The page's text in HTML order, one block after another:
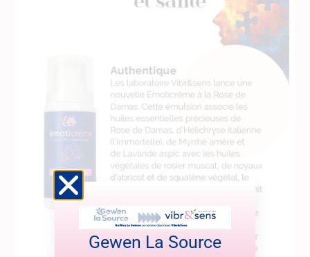
Gewen La Source